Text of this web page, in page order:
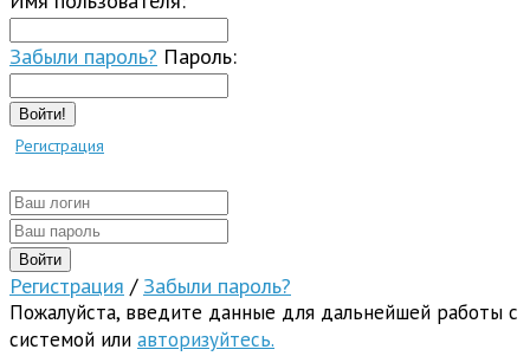
Забыли пароль? Пароль:
Войти!
Регистрация
Регистрация / Забыли пароль?
Пожалуйста, введите данные для дальнейшей работы с
системой или авторизуйтесь.